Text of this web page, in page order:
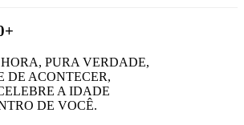
PURA VERDADE,
DE ACONTECER,
A IDADE
DE VOCÊ.